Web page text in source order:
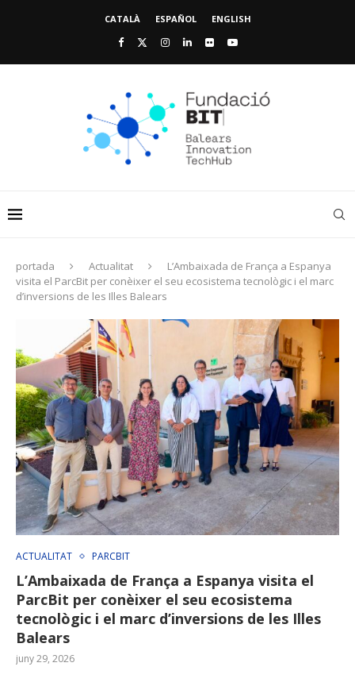
CATALÀ ESPAÑOL ENGLISH
portada Actualitat
L’Ambaixada de França a Espanya
visita el ParcBit per conèixer el seu ecosistema tecnològic i el marc
d’inversions de les Illes Balears
ACTUALITAT PARCBIT
L’Ambaixada de França a Espanya visita el
ParcBit per conèixer el seu ecosistema
tecnològic i el marc d’inversions de les Illes
Balears
juny 29, 2026